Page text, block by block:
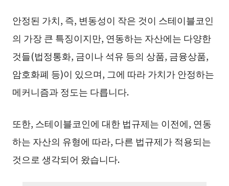
안정된 가치, 즉, 변동성이 작은 것이 스테이블코인
의 가장 큰 특징이지만, 연동하는 자산에는 다양한
것들(법정통화, 금이나 석유 등의 상품, 금융상품,
암호화폐 등)이 있으며, 그에 따라 가치가 안정하는
메커니즘과 정도는 다릅니다.
또한, 스테이블코인에 대한 법규제는 이전에, 연동
하는 자산의 유형에 따라, 다른 법규제가 적용되는
것으로 생각되어 왔습니다.